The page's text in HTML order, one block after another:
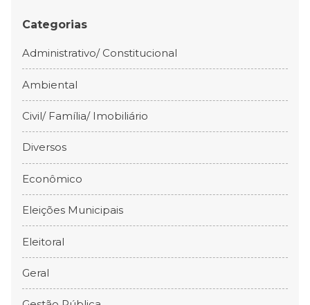
Categorias
Administrativo/ Constitucional
Ambiental
Civil/ Família/ Imobiliário
Diversos
Econômico
Eleições Municipais
Eleitoral
Geral